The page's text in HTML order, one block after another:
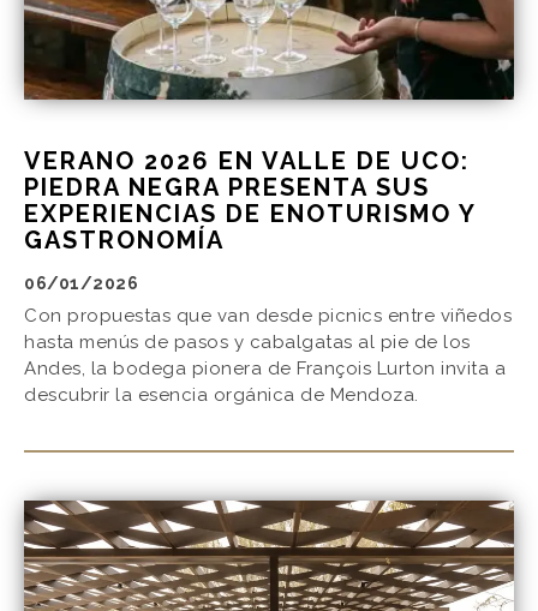
VERANO 2026 EN VALLE DE UCO:
PIEDRA NEGRA PRESENTA SUS
EXPERIENCIAS DE ENOTURISMO Y
GASTRONOMÍA
06/01/2026
Con propuestas que van desde picnics entre viñedos
hasta menús de pasos y cabalgatas al pie de los
Andes, la bodega pionera de François Lurton invita a
descubrir la esencia orgánica de Mendoza.